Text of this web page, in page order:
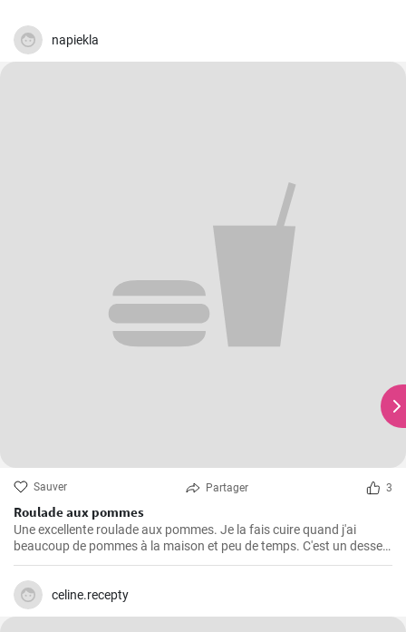
napiekla
Sauver Partager 3
Roulade aux pommes
Une excellente roulade aux pommes. Je la fais cuire quand j'ai
beaucoup de pommes à la maison et peu de temps. C'est un dessert
rapide et facile qui plait toujours.
celine.recepty